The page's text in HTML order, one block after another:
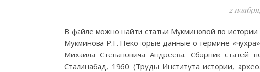
2
В файле можно найти статьи Мукминовой по
Мукминова Р.Г. Некоторые данные о термине
Михаила Степановича Андреева. Сборник
Сталинабад, 1960 (Труды Института истории,